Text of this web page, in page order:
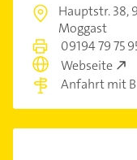
Hauptstr. 38,
Moggast
09194 79 75
Webseite
Anfahrt mit